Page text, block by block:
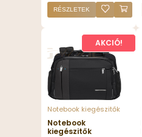
RÉSZLETEK
AKCIÓ!
Notebook kiegészitők
Notebook
kiegészitők